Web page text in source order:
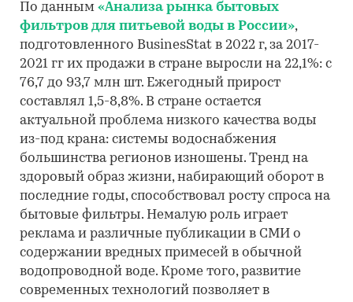
По данным «Анализа рынка бытовых
фильтров для питьевой воды в России»,
подготовленного BusinesStat в 2022 г, за 2017-
2021 гг их продажи в стране выросли на 22,1%: с
76,7 до 93,7 млн шт. Ежегодный прирост
составлял 1,5-8,8%. В стране остается
актуальной проблема низкого качества воды
из-под крана: системы водоснабжения
большинства регионов изношены. Тренд на
здоровый образ жизни, набирающий оборот в
последние годы, способствовал росту спроса на
бытовые фильтры. Немалую роль играет
реклама и различные публикации в СМИ о
содержании вредных примесей в обычной
водопроводной воде. Кроме того, развитие
современных технологий позволяет в